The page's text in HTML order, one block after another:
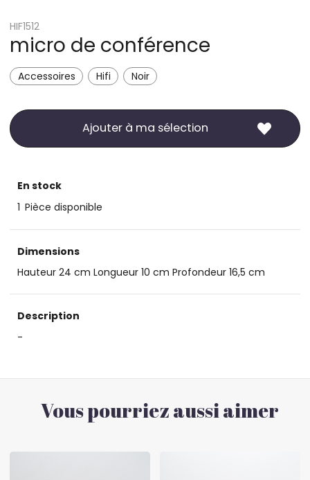
HIF1512
micro de conférence
Accessoires Hifi Noir
Ajouter à ma sélection
En stock
1 Pièce disponible
Dimensions
Hauteur 24 cm Longueur 10 cm Profondeur 16,5 cm
Description
-
Vous pourriez aussi aimer